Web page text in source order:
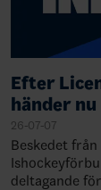
Efter
händer nu
26-07-07
Beskedet
deltagande